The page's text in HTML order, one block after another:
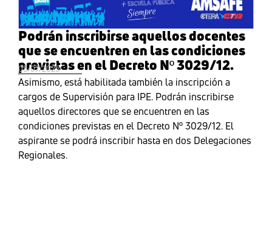
Podrán inscribirse aquellos docentes
que se encuentren en las condiciones
previstas en el Decreto Nº 3029/12.
05/07/2025
Asimismo, está habilitada también la inscripción a
cargos de Supervisión para IPE. Podrán inscribirse
aquellos directores que se encuentren en las
condiciones previstas en el Decreto Nº 3029/12. El
aspirante se podrá inscribir hasta en dos Delegaciones
Regionales.